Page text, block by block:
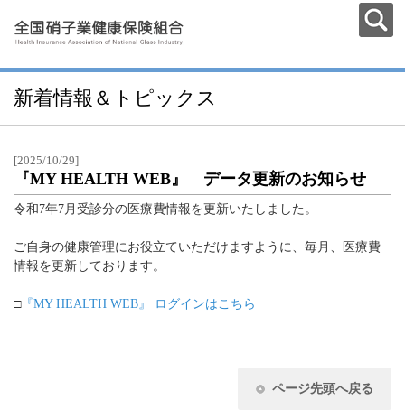
新着情報＆トピックス
[2025/10/29]
『MY HEALTH WEB』 データ更新のお知らせ
令和7年7月受診分の医療費情報を更新いたしました。
ご自身の健康管理にお役立ていただけますように、毎月、医療費
情報を更新しております。
□『MY HEALTH WEB』 ログインはこちら
ページ先頭へ戻る